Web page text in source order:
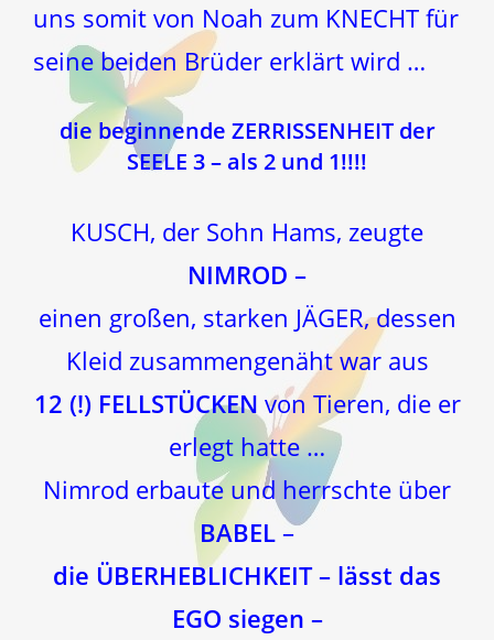
uns somit von Noah zum KNECHT für
seine beiden Brüder erklärt wird …
die beginnende ZERRISSENHEIT der
SEELE 3 – als 2 und 1!!!!
KUSCH, der Sohn Hams, zeugte
NIMROD –
einen großen, starken JÄGER, dessen
Kleid zusammengenäht war aus
12 (!) FELLSTÜCKEN von Tieren, die er
erlegt hatte …
Nimrod erbaute und herrschte über
BABEL –
die ÜBERHEBLICHKEIT – lässt das
EGO siegen –